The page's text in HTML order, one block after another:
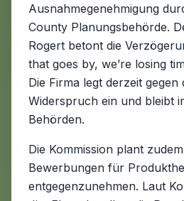
Ausnahmegenehmigung
County Planungsbehörde.
Rogert betont die
that goes by, we’re losing
Die Firma legt derzeit gegen
Widerspruch ein und bleibt
Behörden.
Die Kommission plant
Bewerbungen für
entgegenzunehmen. Laut